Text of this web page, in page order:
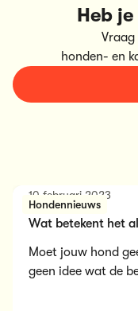
Heb
honden- en
Hondennieuws
10 februari 2023
Wat betekent het
Moet jouw hond
geen idee wat de